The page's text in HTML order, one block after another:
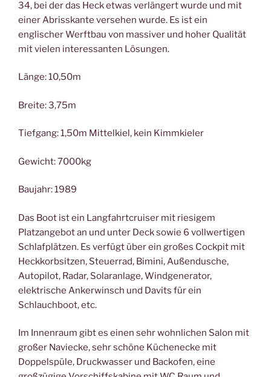
34, bei der das Heck etwas verlängert wurde und mit
einer Abrisskante versehen wurde. Es ist ein
englischer Werftbau von massiver und hoher Qualität
mit vielen interessanten Lösungen.
Länge: 10,50m
Breite: 3,75m
Tiefgang: 1,50m Mittelkiel, kein Kimmkieler
Gewicht: 7000kg
Baujahr: 1989
Das Boot ist ein Langfahrtcruiser mit riesigem
Platzangebot an und unter Deck sowie 6 vollwertigen
Schlafplätzen. Es verfügt über ein großes Cockpit mit
Heckkorbsitzen, Steuerrad, Bimini, Außendusche,
Autopilot, Radar, Solaranlage, Windgenerator,
elektrische Ankerwinsch und Davits für ein
Schlauchboot, etc.
Im Innenraum gibt es einen sehr wohnlichen Salon mit
großer Naviecke, sehr schöne Küchenecke mit
Doppelspüle, Druckwasser und Backofen, eine